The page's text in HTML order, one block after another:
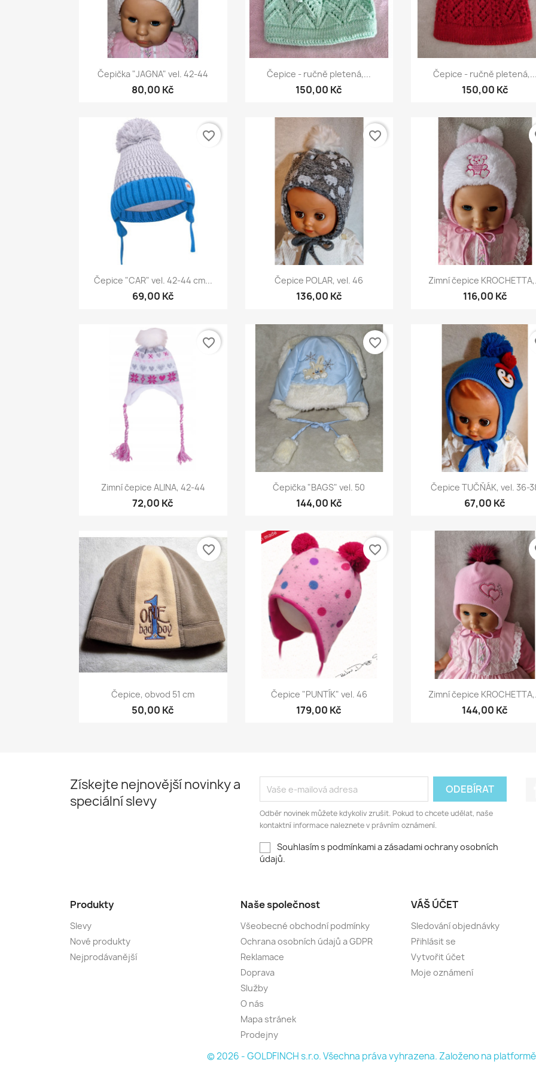
Rychlý náhled
Čepička "JAGNA" vel. 42-44
80,00 Kč
Rychlý náhled
Čepice - ručně pletená,...
150,00 Kč
Rychlý náhled
Čepice - ručně
150,00 Kč
Rychlý náhled
Čepice "CAR" vel. 42-44 cm...
69,00 Kč
favorite_border
Rychlý náhled
Čepice POLAR, vel. 46
136,00 Kč
favorite_border
Rychlý náhled
Zimní čepice
116,00 Kč
Rychlý náhled
Zimní čepice ALINA, 42-44
72,00 Kč
favorite_border
Rychlý náhled
Čepička "BAGS" vel. 50
144,00 Kč
favorite_border
Rychlý náhled
Čepice TUČŇÁK, vel. 36-
67,00 Kč
Rychlý náhled
Čepice, obvod 51 cm
50,00 Kč
favorite_border
Rychlý náhled
Čepice "PUNTÍK" vel. 46
179,00 Kč
favorite_border
Rychlý náhled
Zimní čepice
144,00 Kč
Získejte nejnovější novinky a
speciální slevy
Odběr novinek můžete kdykoliv zrušit. Pokud to chcete udělat, naše
kontaktní informace naleznete v právním oznámení.
Souhlasím s podmínkami a zásadami ochrany osobních
údajů.
Produkty
Slevy
Nové produkty
Nejprodávanější
Naše společnost
Všeobecné obchodní podmínky
Ochrana osobních údajů a GDPR
Reklamace
Doprava
Služby
O nás
Mapa stránek
Prodejny
VÁŠ ÚČET
Sledování objednávky
Přihlásit se
Vytvořit účet
Moje oznámení
© 2026 - GOLDFINCH s.r.o. Všechna práva vyhrazena. Založeno na